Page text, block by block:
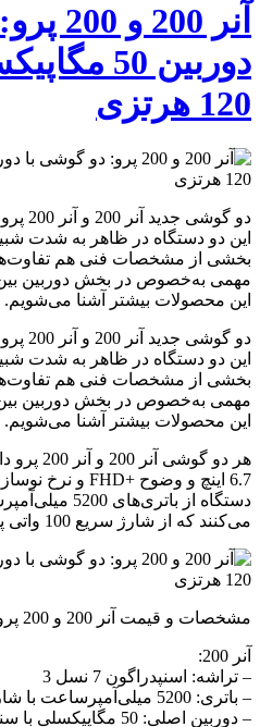
آنر
دوربین
120 هرتزی
دو
این دو دستگاه در ظاهر به شدت
بخشی از مشخصات فنی هم
مهمی به‌خصوص در بخش دوربین بین
این محصولات بیشتر آشنا می‌شویم.
دو
این دو دستگاه در ظاهر به شدت
بخشی از مشخصات فنی هم
مهمی به‌خصوص در بخش دوربین بین
این محصولات بیشتر آشنا می‌شویم.
دستگاه از
می‌کنند که از شارژ سریع 100 واتی پشتیبانی می‌کنند.
مشخصات و قیمت آنر 200 و 200 پرو به شرح زیر است:
آنر 200:
– تراشه: اسنپدراگون 7 نسل 3
– باتری: 5200 میلی‌آمپرساعت با شارژ سریع 100 واتی